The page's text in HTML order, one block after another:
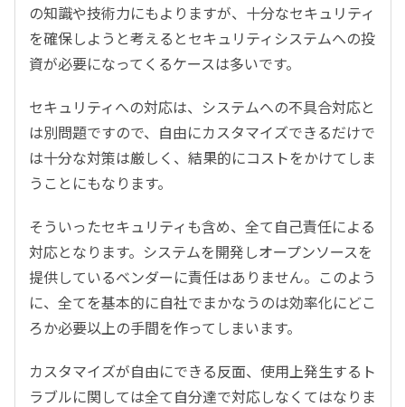
の知識や技術力にもよりますが、十分なセキュリティ
を確保しようと考えるとセキュリティシステムへの投
資が必要になってくるケースは多いです。
セキュリティへの対応は、システムへの不具合対応と
は別問題ですので、自由にカスタマイズできるだけで
は十分な対策は厳しく、結果的にコストをかけてしま
うことにもなります。
そういったセキュリティも含め、全て自己責任による
対応となります。システムを開発しオープンソースを
提供しているベンダーに責任はありません。このよう
に、全てを基本的に自社でまかなうのは効率化にどこ
ろか必要以上の手間を作ってしまいます。
カスタマイズが自由にできる反面、使用上発生するト
ラブルに関しては全て自分達で対応しなくてはなりま